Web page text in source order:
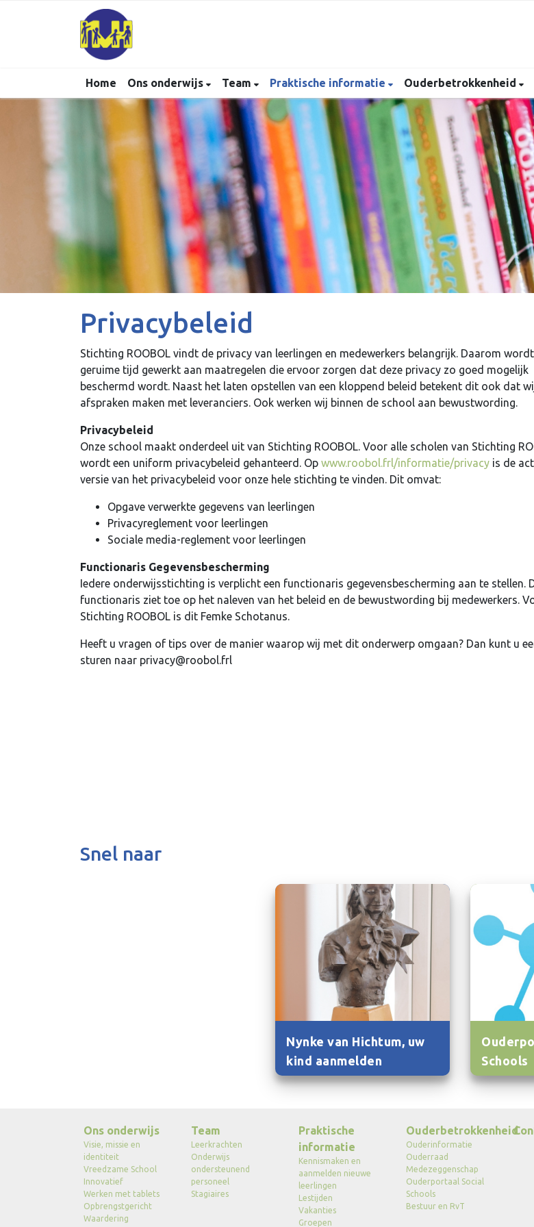
Home Ons onderwijs Team Praktische informatie Ouderbetrokkenheid
Privacybeleid
Stichting ROOBOL vindt de privacy van leerlingen en medewerkers belangrijk. Daarom
geruime tijd gewerkt aan maatregelen die ervoor zorgen dat deze privacy zo goed mogelijk
beschermd wordt. Naast het laten opstellen van een kloppend beleid betekent dit ook dat
afspraken maken met leveranciers. Ook werken wij binnen de school aan bewustwording.
Privacybeleid
Onze school maakt onderdeel uit van Stichting ROOBOL. Voor alle scholen van Stichting
wordt een uniform privacybeleid gehanteerd. Op www.roobol.frl/informatie/privacy is de
versie van het privacybeleid voor onze hele stichting te vinden. Dit omvat:
Opgave verwerkte gegevens van leerlingen
Privacyreglement voor leerlingen
Sociale media-reglement voor leerlingen
Functionaris Gegevensbescherming
Iedere onderwijsstichting is verplicht een functionaris gegevensbescherming aan te stellen.
functionaris ziet toe op het naleven van het beleid en de bewustwording bij medewerkers.
Stichting ROOBOL is dit Femke Schotanus.
Heeft u vragen of tips over de manier waarop wij met dit onderwerp omgaan? Dan kunt u
sturen naar privacy@roobol.frl
Snel naar
Nynke van Hichtum, uw
kind aanmelden
Schools
Ons onderwijs
Visie, missie en
identiteit
Vreedzame School
Innovatief
Werken met tablets
Opbrengstgericht
Waardering
Team
Leerkrachten
Onderwijs
ondersteunend
personeel
Stagiaires
Praktische
informatie
Kennismaken en
aanmelden nieuwe
leerlingen
Lestijden
Vakanties
Groepen
Ouderbetrokkenheid
Ouderinformatie
Ouderraad
Medezeggenschap
Ouderportaal Social
Schools
Bestuur en RvT